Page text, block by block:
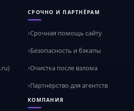
СРОЧНО И ПАРТНЁРАМ
Срочная помощь сайту
Безопасность и бэкапы
Очистка после взлома
Партнёрство для агентств
КОМПАНИЯ